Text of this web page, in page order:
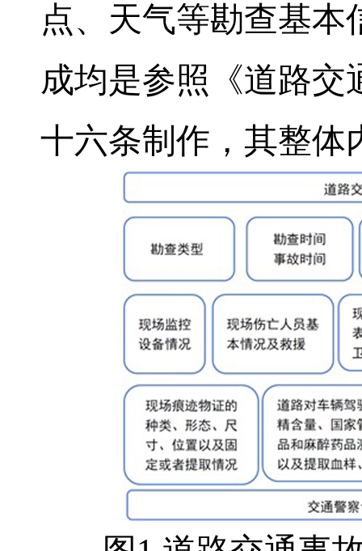
点、天气等勘查基
成均是参照《道路交
十六条制作，其整体